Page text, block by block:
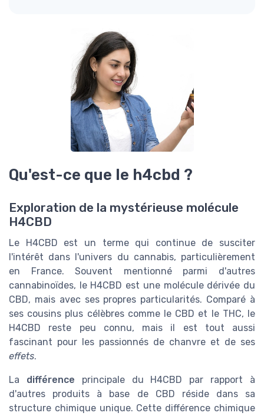
Qu'est-ce que le h4cbd ?
Exploration de la mystérieuse molécule
H4CBD
Le H4CBD est un terme qui continue de susciter
l'intérêt dans l'univers du cannabis, particulièrement
en France. Souvent mentionné parmi d'autres
cannabinoïdes, le H4CBD est une molécule dérivée du
CBD, mais avec ses propres particularités. Comparé à
ses cousins plus célèbres comme le CBD et le THC, le
H4CBD reste peu connu, mais il est tout aussi
fascinant pour les passionnés de chanvre et de ses
effets.
La différence principale du H4CBD par rapport à
d'autres produits à base de CBD réside dans sa
structure chimique unique. Cette différence chimique